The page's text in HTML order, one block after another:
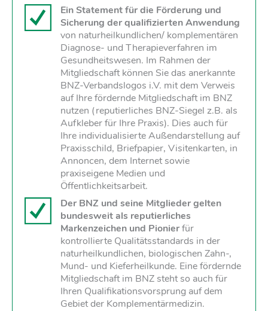
Ein Statement für die Förderung und
Sicherung der qualifizierten Anwendung
von naturheilkundlichen/ komplementären
Diagnose- und Therapieverfahren im
Gesundheitswesen. Im Rahmen der
Mitgliedschaft können Sie das anerkannte
BNZ-Verbandslogos i.V. mit dem Verweis
auf Ihre fördernde Mitgliedschaft im BNZ
nutzen (reputierliches BNZ-Siegel z.B. als
Aufkleber für Ihre Praxis). Dies auch für
Ihre individualisierte Außendarstellung auf
Praxisschild, Briefpapier, Visitenkarten, in
Annoncen, dem Internet sowie
praxiseigene Medien und
Öffentlichkeitsarbeit.
Der BNZ und seine Mitglieder gelten
bundesweit als reputierliches
Markenzeichen und Pionierfür
kontrollierte Qualitätsstandards in der
naturheilkundlichen, biologischen Zahn-,
Mund- und Kieferheilkunde. Eine fördernde
Mitgliedschaft im BNZ steht so auch für
Ihren Qualifikationsvorsprung auf dem
Gebiet der Komplementärmedizin.